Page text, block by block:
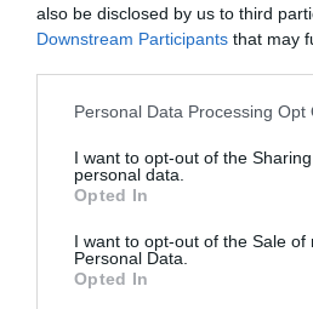
also be disclosed by us to third
Downstream Participants that may
Personal Data Processing Opt
I want to opt-out of the
personal data.
Opted In
I want to opt-out of the Sale of
Personal Data.
Opted In
Progressiste) n’a pas pu
inscrits sur les listes
eux ont effectivement pris part
180 même s’il dispose de
rapport à la dernière